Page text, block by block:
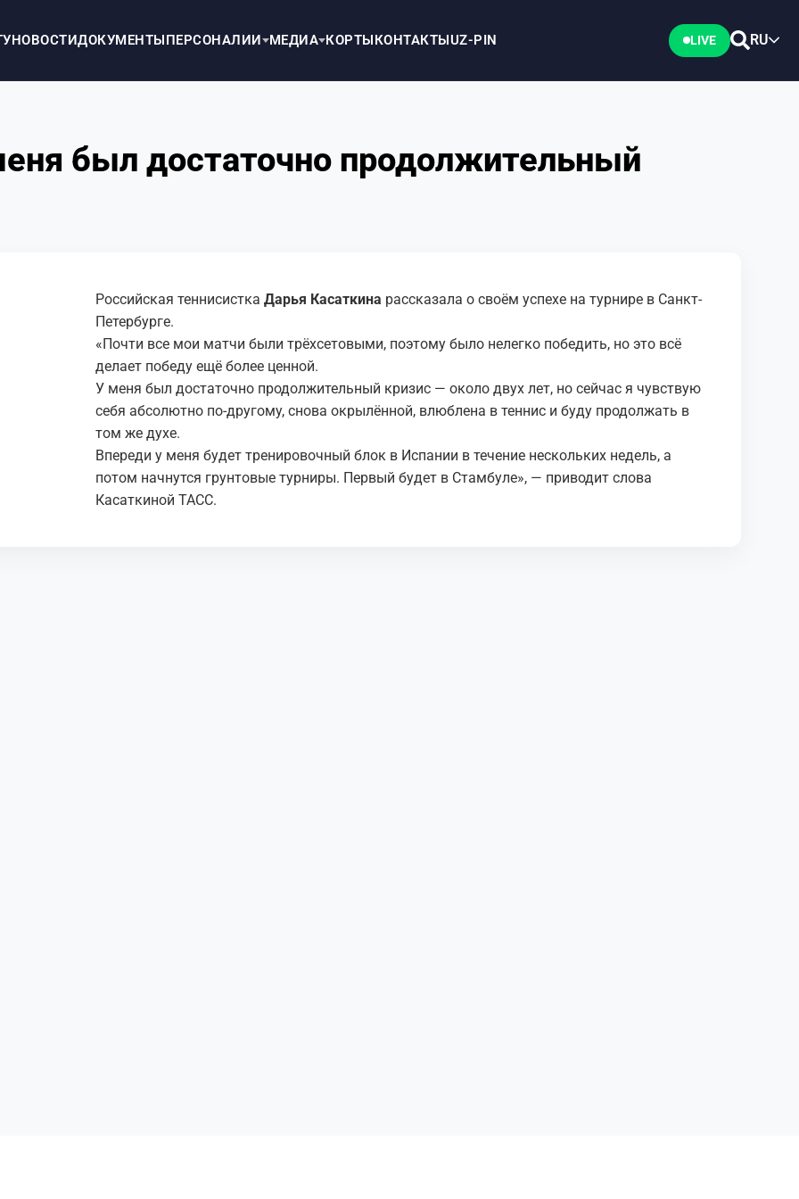
НОВОСТИДОКУМЕНТЫПЕРСОНАЛИИ МЕДИА КОРТЫКОНТАКТЫUZ-PIN LIVE RU
был достаточно продолжительный
Российская теннисистка Дарья Касаткина рассказала о своём успехе на турнире в Санкт-
Петербурге.
«Почти все мои матчи были трёхсетовыми, поэтому было нелегко победить, но это всё
делает победу ещё более ценной.
У меня был достаточно продолжительный кризис — около двух лет, но сейчас я чувствую
себя абсолютно по-другому, снова окрылённой, влюблена в теннис и буду продолжать в
том же духе.
Впереди у меня будет тренировочный блок в Испании в течение нескольких недель, а
потом начнутся грунтовые турниры. Первый будет в Стамбуле», — приводит слова
Касаткиной ТАСС.